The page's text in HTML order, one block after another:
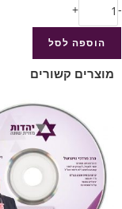
-
+
הוספה לסל
מוצרים קשורים